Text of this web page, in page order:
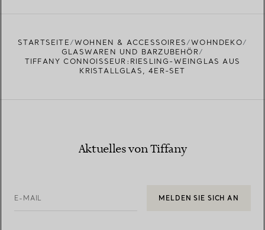
STARTSEITE WOHNEN & ACCESSOIRES
WOHNDEKO
GLASWAREN UND BARZUBEHÖR
TIFFANY CONNOISSEUR:RIESLING-WEINGLAS AUS
KRISTALLGLAS, 4ER-SET
Aktuelles von Tiffany
E-MAIL MELDEN SIE SICH AN